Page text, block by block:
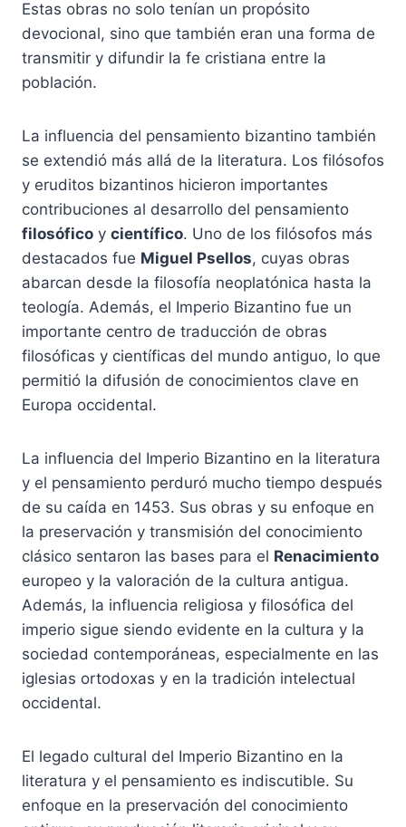
Estas obras no solo tenían un propósito
devocional, sino que también eran una forma de
transmitir y difundir la fe cristiana entre la
población.
La influencia del pensamiento bizantino también
se extendió más allá de la literatura. Los filósofos
y eruditos bizantinos hicieron importantes
contribuciones al desarrollo del pensamiento
filosófico y científico. Uno de los filósofos más
destacados fue Miguel Psellos, cuyas obras
abarcan desde la filosofía neoplatónica hasta la
teología. Además, el Imperio Bizantino fue un
importante centro de traducción de obras
filosóficas y científicas del mundo antiguo, lo que
permitió la difusión de conocimientos clave en
Europa occidental.
La influencia del Imperio Bizantino en la literatura
y el pensamiento perduró mucho tiempo después
de su caída en 1453. Sus obras y su enfoque en
la preservación y transmisión del conocimiento
clásico sentaron las bases para el Renacimiento
europeo y la valoración de la cultura antigua.
Además, la influencia religiosa y filosófica del
imperio sigue siendo evidente en la cultura y la
sociedad contemporáneas, especialmente en las
iglesias ortodoxas y en la tradición intelectual
occidental.
El legado cultural del Imperio Bizantino en la
literatura y el pensamiento es indiscutible. Su
enfoque en la preservación del conocimiento